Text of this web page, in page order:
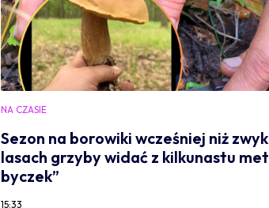
NA CZASIE
Sezon na borowiki wcześniej niż
lasach grzyby widać z kilkunastu
byczek”
15:33